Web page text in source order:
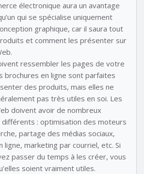
électronique aura un avantage
qui se spécialise uniquement
graphique, car il saura tout
et comment les présenter sur
ressembler les pages de votre
brochures en ligne sont parfaites
des produits, mais elles ne
pas très utiles en soi. Les
doivent avoir de nombreux
: optimisation des moteurs
partage des médias sociaux,
ligne, marketing par courriel, etc. Si
passer du temps à les créer, vous
soient vraiment utiles.